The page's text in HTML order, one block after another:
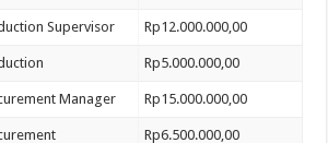
Supervisor Rp12.000.000,00
Rp5.000.000,00
Manager Rp15.000.000,00
Rp6.500.000,00